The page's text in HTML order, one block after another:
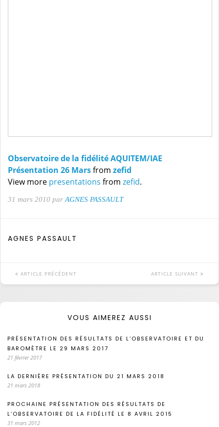
Observatoire de la fidélité AQUITEM/IAE
Présentation 26 Marsfrom zefid
View more presentations from zefid.
31 mars 2010 par AGNES PASSAULT
AGNES PASSAULT
ARTICLE PRÉCÉDENT ARTICLE SUIVANT
VOUS AIMEREZ AUSSI
PRÉSENTATION DES RÉSULTATS DE L’OBSERVATOIRE ET DU
BAROMÈTRE LE 29 MARS 2017
21 février 2017
LA DERNIÈRE PRÉSENTATION DU 21 MARS 2018
21 mars 2018
PROCHAINE PRÉSENTATION DES RÉSULTATS DE
L’OBSERVATOIRE DE LA FIDÉLITÉ LE 8 AVRIL 2015
31 mars 2012